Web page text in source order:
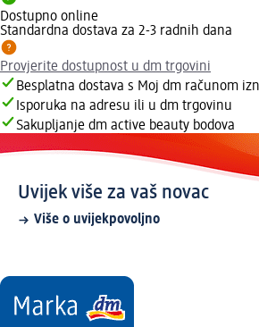
Dostupno online
Standardna dostava za 2-3 radnih dana
Provjerite dostupnost u dm trgovini
Besplatna dostava s Moj dm računom
Isporuka na adresu ili u dm trgovinu
Sakupljanje dm active beauty bodova
Uvijek više za vaš novac
Više o uvijekpovoljno